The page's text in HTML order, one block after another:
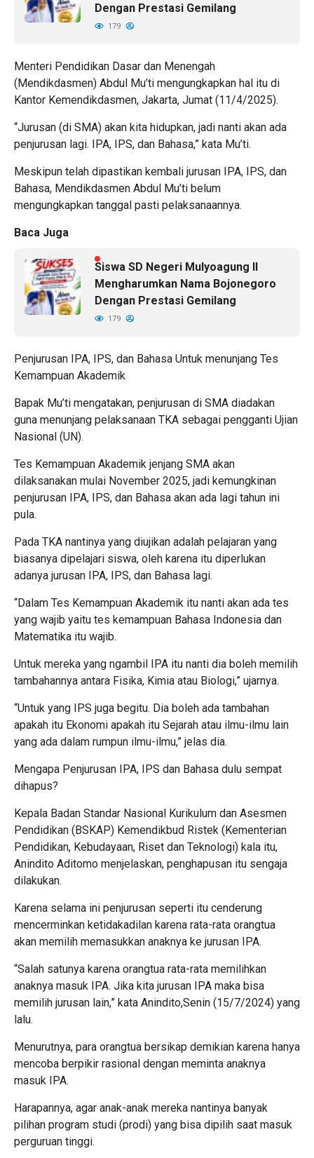
Dengan Prestasi Gemilang
179
Menteri Pendidikan Dasar dan Menengah
(Mendikdasmen) Abdul Mu’ti mengungkapkan hal itu di
Kantor Kemendikdasmen, Jakarta, Jumat (11/4/2025).
“Jurusan (di SMA) akan kita hidupkan, jadi nanti akan ada
penjurusan lagi. IPA, IPS, dan Bahasa,” kata Mu’ti.
Meskipun telah dipastikan kembali jurusan IPA, IPS, dan
Bahasa, Mendikdasmen Abdul Mu’ti belum
mengungkapkan tanggal pasti pelaksanaannya.
Baca Juga
Siswa SD Negeri Mulyoagung II
Mengharumkan Nama Bojonegoro
Dengan Prestasi Gemilang
179
Penjurusan IPA, IPS, dan Bahasa Untuk menunjang Tes
Kemampuan Akademik
Bapak Mu’ti mengatakan, penjurusan di SMA diadakan
guna menunjang pelaksanaan TKA sebagai pengganti Ujian
Nasional (UN).
Tes Kemampuan Akademik jenjang SMA akan
dilaksanakan mulai November 2025, jadi kemungkinan
penjurusan IPA, IPS, dan Bahasa akan ada lagi tahun ini
pula.
Pada TKA nantinya yang diujikan adalah pelajaran yang
biasanya dipelajari siswa, oleh karena itu diperlukan
adanya jurusan IPA, IPS, dan Bahasa lagi.
“Dalam Tes Kemampuan Akademik itu nanti akan ada tes
yang wajib yaitu tes kemampuan Bahasa Indonesia dan
Matematika itu wajib.
Untuk mereka yang ngambil IPA itu nanti dia boleh memilih
tambahannya antara Fisika, Kimia atau Biologi,” ujarnya.
“Untuk yang IPS juga begitu. Dia boleh ada tambahan
apakah itu Ekonomi apakah itu Sejarah atau ilmu-ilmu lain
yang ada dalam rumpun ilmu-ilmu,” jelas dia.
Mengapa Penjurusan IPA, IPS dan Bahasa dulu sempat
dihapus?
Kepala Badan Standar Nasional Kurikulum dan Asesmen
Pendidikan (BSKAP) Kemendikbud Ristek (Kementerian
Pendidikan, Kebudayaan, Riset dan Teknologi) kala itu,
Anindito Aditomo menjelaskan, penghapusan itu sengaja
dilakukan.
Karena selama ini penjurusan seperti itu cenderung
mencerminkan ketidakadilan karena rata-rata orangtua
akan memilih memasukkan anaknya ke jurusan IPA.
“Salah satunya karena orangtua rata-rata memilihkan
anaknya masuk IPA. Jika kita jurusan IPA maka bisa
memilih jurusan lain,” kata Anindito,Senin (15/7/2024) yang
lalu.
Menurutnya, para orangtua bersikap demikian karena hanya
mencoba berpikir rasional dengan meminta anaknya
masuk IPA.
Harapannya, agar anak-anak mereka nantinya banyak
pilihan program studi (prodi) yang bisa dipilih saat masuk
perguruan tinggi.